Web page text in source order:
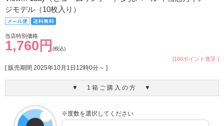
ジモデル（10枚入り）
当店特別価格
1,760円 (税込)
[160ポイント進呈 ]
[ 販売期間 2025年10月1日12時0分～ ]
▼ 1箱ご購入の方 ▼
※度数を選択してください